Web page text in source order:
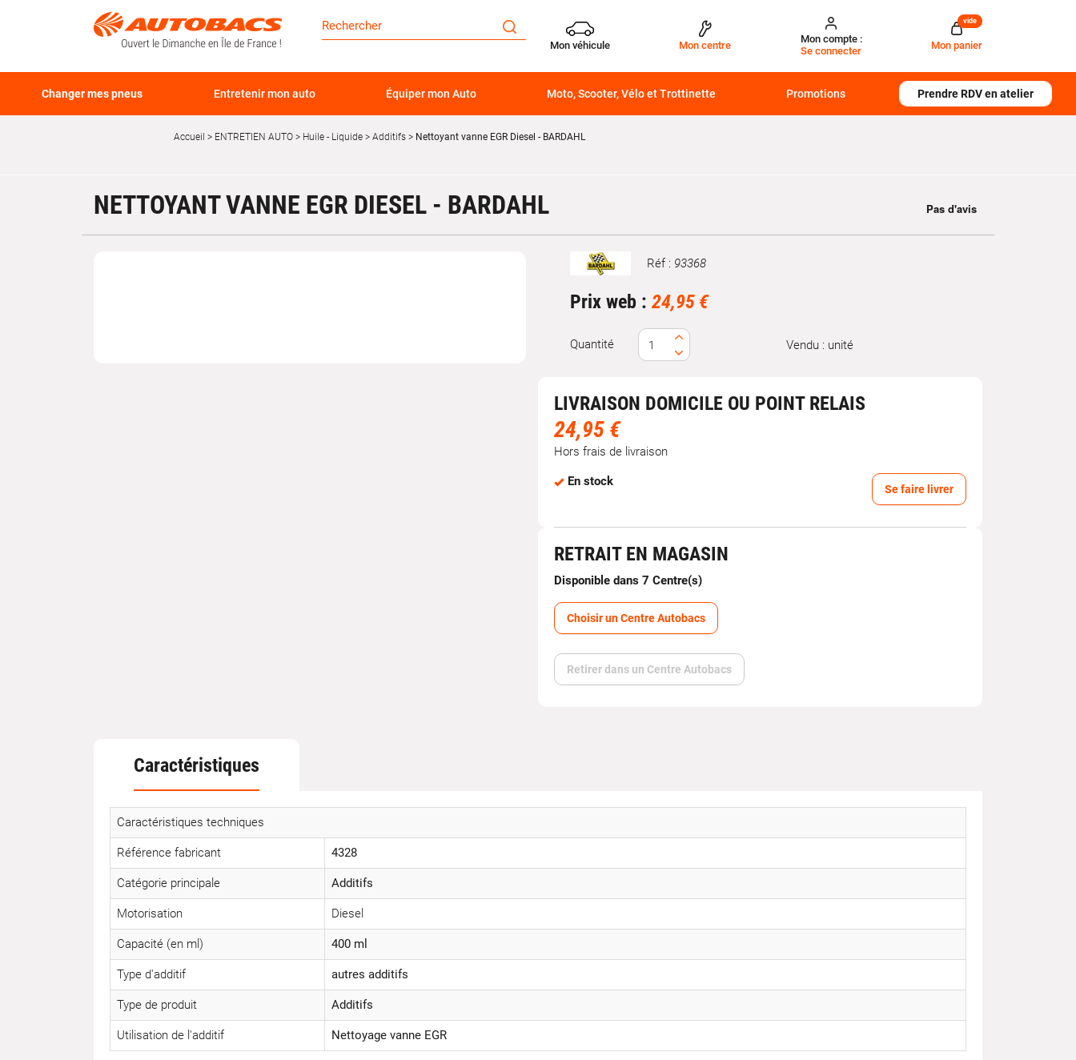
Mon véhicule Mon centre
Mon compte :
Se connecter
Mon panier
vide
Changer mes pneus Entretenir mon auto Équiper mon Auto Moto, Scooter, Vélo et Trottinette Promotions Prendre RDV en atelier
Accueil ENTRETIEN AUTO Huile - Liquide Additifs Nettoyant vanne EGR Diesel - BARDAHL
NETTOYANT VANNE EGR DIESEL - BARDAHL
Marque Réf : 93368
Prix web : 24,95 €
Quantité Vendu : unité
LIVRAISON DOMICILE OU POINT RELAIS
24,95 €
Hors frais de livraison
En stock
Se faire livrer
RETRAIT EN MAGASIN
Disponible dans 7 Centre(s)
Choisir un Centre Autobacs
Retirer dans un Centre Autobacs
Caractéristiques
Caractéristiques techniques
Référence fabricant 4328
Catégorie principale Additifs
Motorisation Diesel
Capacité (en ml) 400 ml
Type d'additif autres additifs
Type de produit Additifs
Utilisation de l'additif Nettoyage vanne EGR